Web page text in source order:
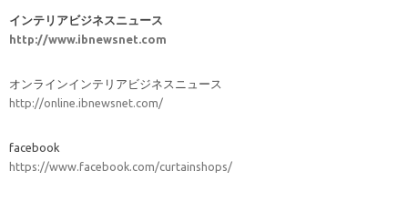
インテリアビジネスニュース
http://www.ibnewsnet.com
オンラインインテリアビジネスニュース
http://online.ibnewsnet.com/
facebook
https://www.facebook.com/curtainshops/